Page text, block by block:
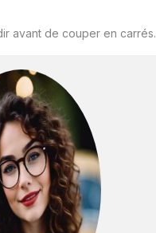
avant de couper en carrés.